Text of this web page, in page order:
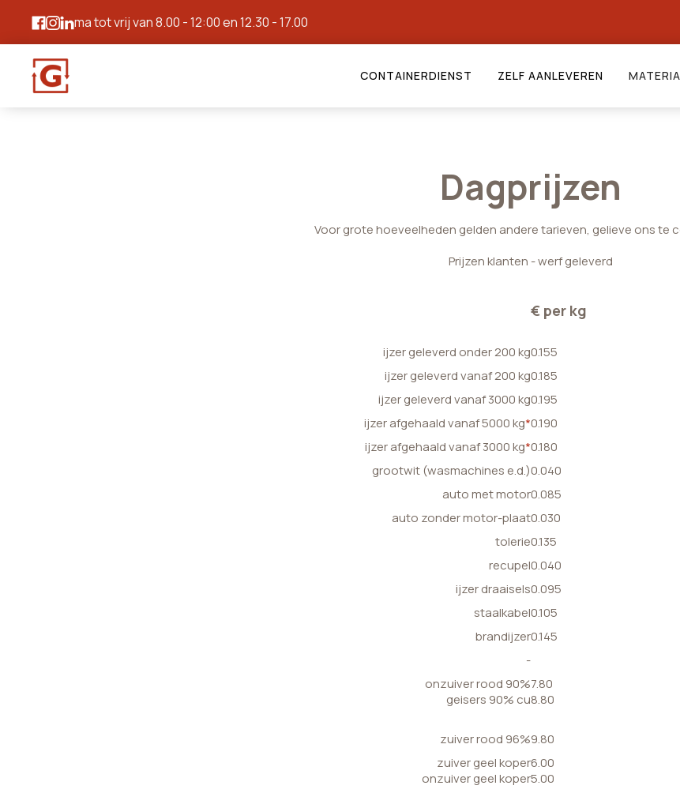
ma tot vrij van 8.00 - 12:00 en 12.30 - 17.00
CONTAINERDIENST ZELF AANLEVEREN
Dagprijzen
Voor grote hoeveelheden gelden andere tarieven, gelieve ons te
Prijzen klanten - werf geleverd
€ per kg
ijzer geleverd onder 200 kg0.155
ijzer geleverd vanaf 200 kg0.185
ijzer geleverd vanaf 3000 kg0.195
ijzer afgehaald vanaf 5000 kg*0.190
ijzer afgehaald vanaf 3000 kg*0.180
grootwit (wasmachines e.d.)0.040
auto met motor0.085
auto zonder motor-plaat0.030
tolerie0.135
recupel0.040
ijzer draaisels0.095
staalkabel0.105
brandijzer0.145
-
onzuiver rood 90%
geisers 90% cu
7.80
8.80
zuiver rood 96%9.80
zuiver geel koper
onzuiver geel koper
6.00
5.00